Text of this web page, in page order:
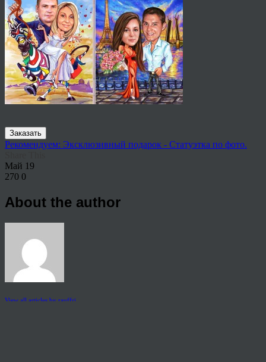
Заказать
Рекомендуем: Эксклюзивный подарок - Статуэтка по фото.
Май 19
270 0
About the author
View all articles by rauffri